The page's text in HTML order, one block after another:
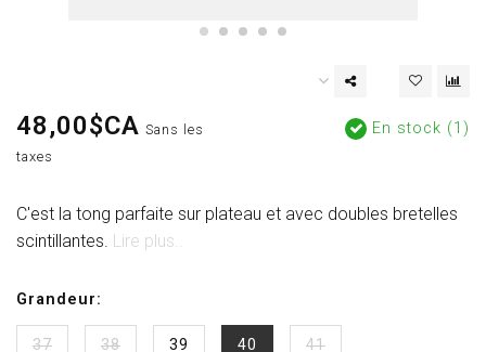
48,00$CA Sans les
taxes
En stock (1)
C'est la tong parfaite sur plateau et avec doubles bretelles
scintillantes. Lire plus..
Grandeur:
37 38 39 40 41